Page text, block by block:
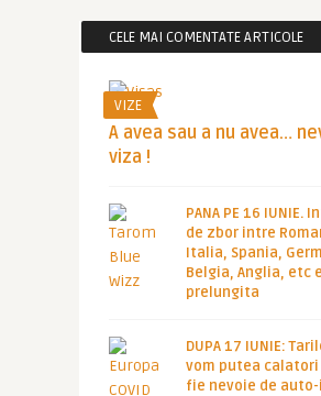
CELE MAI COMENTATE ARTICOLE
VIZE
A avea sau a nu avea…
viza !
PANA PE 16 IUNIE.
de zbor intre
Italia, Spania,
Belgia, Anglia, etc
prelungita
DUPA 17 IUNIE:
vom putea calatori
fie nevoie de